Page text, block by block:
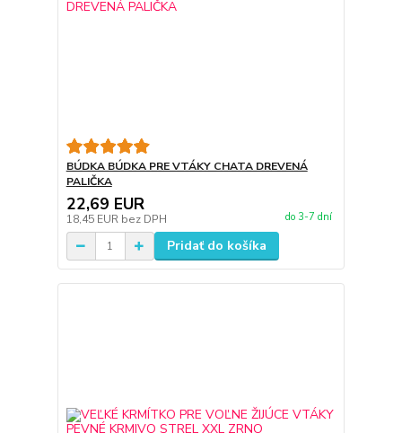
BÚDKA BÚDKA PRE VTÁKY CHATA DREVENÁ
PALIČKA
22,69 EUR
18,45 EUR bez DPH do 3-7 dní
Pridať do košíka